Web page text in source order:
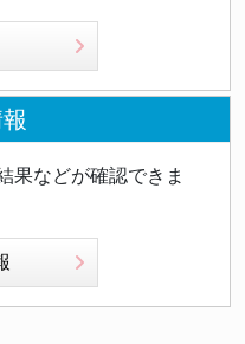
果などが確認できま